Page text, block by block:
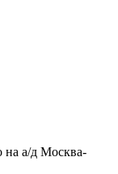
на а/д Москва-